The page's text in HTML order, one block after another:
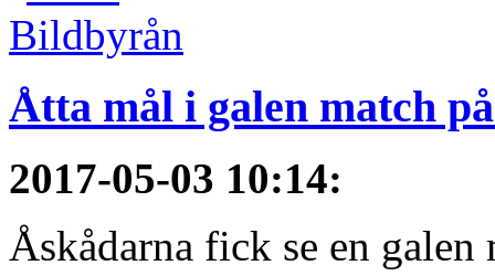
Åtta mål i galen match
2017-05-03 10:14:
Åskådarna fick se en